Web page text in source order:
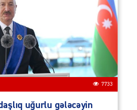
7733
uğurlu gələcəyin